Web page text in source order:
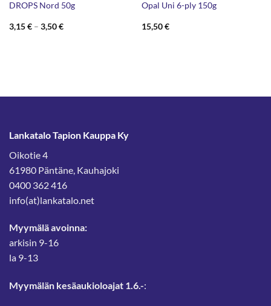
DROPS Nord 50g
3,15€ – 3,50€Hintaluokka:
Opal Uni 6-ply 150g
15,50€
Lankatalo Tapion Kauppa Ky
Oikotie 4
61980 Päntäne, Kauhajoki
0400 362 416
info(at)lankatalo.net
Myymälä avoinna:
arkisin 9-16
la 9-13
Myymälän kesäaukioloajat 1.6.-: